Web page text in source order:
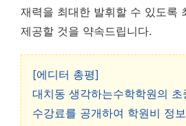
재력을 최대한 발휘할 수 있도록
제공할 것을 약속드립니다.
[에디터 총평]
대치동 생각하는수학학원의
수강료를 공개하여 학원비 정